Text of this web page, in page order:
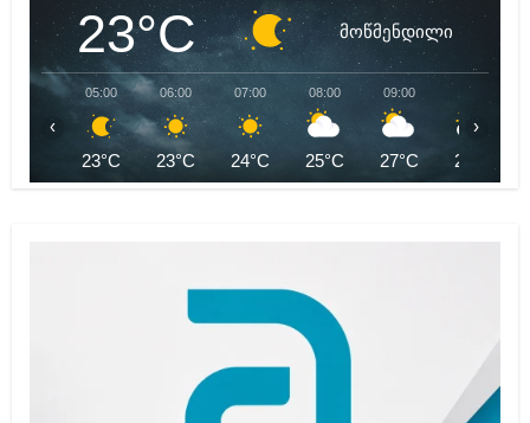
23°C მოწმენდილი
05:00
23°C
06:00
23°C
07:00
24°C
08:00
25°C
09:00
27°C
10:00
28°C
‹ ›